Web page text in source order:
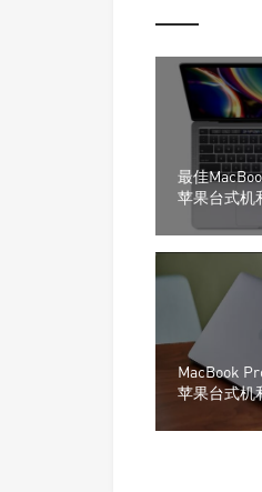
最佳
苹果台式机
MacBook
苹果台式机